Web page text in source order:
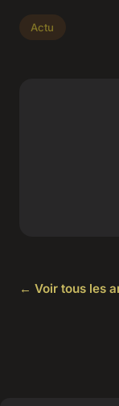
Actu
← Voir tous les